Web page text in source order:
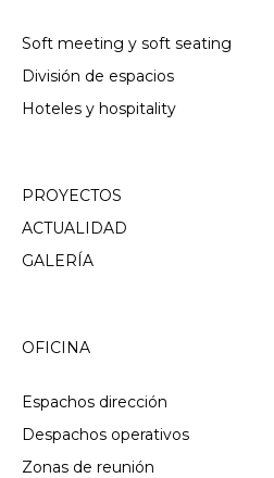
Soft meeting y soft seating
División de espacios
Hoteles y hospitality
PROYECTOS
ACTUALIDAD
GALERÍA
OFICINA
Espachos dirección
Despachos operativos
Zonas de reunión